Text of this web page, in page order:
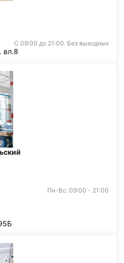
С 09:00 до 21:00. Без выходных
вл.8
Пн-Вс: 09:00 - 21:00